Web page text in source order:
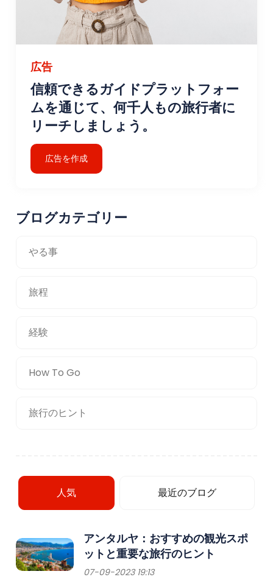
広告
信頼できるガイドプラットフォー
ムを通じて、何千人もの旅行者に
リーチしましょう。
広告を作成
ブログカテゴリー
やる事
旅程
経験
How To Go
旅行のヒント
人気 最近のブログ
アンタルヤ：おすすめの観光スポ
ットと重要な旅行のヒント
07-09-2023 19:13